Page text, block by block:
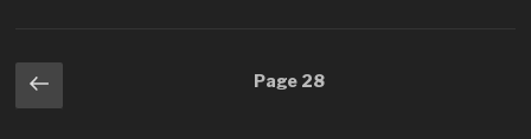
Navigation
des
Page
précédente
Page 28